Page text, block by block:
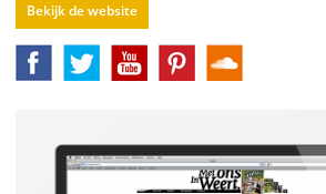
Bekijk de website